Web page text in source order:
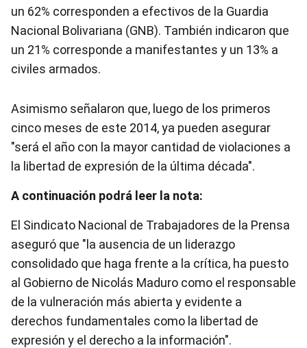
un 62% corresponden a efectivos de la Guardia
Nacional Bolivariana (GNB). También indicaron que
un 21% corresponde a manifestantes y un 13% a
civiles armados.
Asimismo señalaron que, luego de los primeros
cinco meses de este 2014, ya pueden asegurar
"será el año con la mayor cantidad de violaciones a
la libertad de expresión de la última década".
A continuación podrá leer la nota:
El Sindicato Nacional de Trabajadores de la Prensa
aseguró que "la ausencia de un liderazgo
consolidado que haga frente a la crítica, ha puesto
al Gobierno de Nicolás Maduro como el responsable
de la vulneración más abierta y evidente a
derechos fundamentales como la libertad de
expresión y el derecho a la información".